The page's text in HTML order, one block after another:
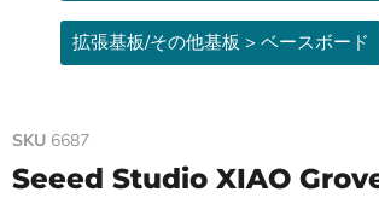
拡張基板/その他基板 > ベースボード
SKU 6687
Seeed Studio XIAO